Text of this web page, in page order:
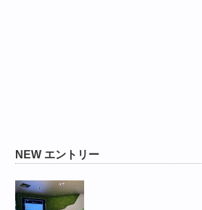
NEW エントリー